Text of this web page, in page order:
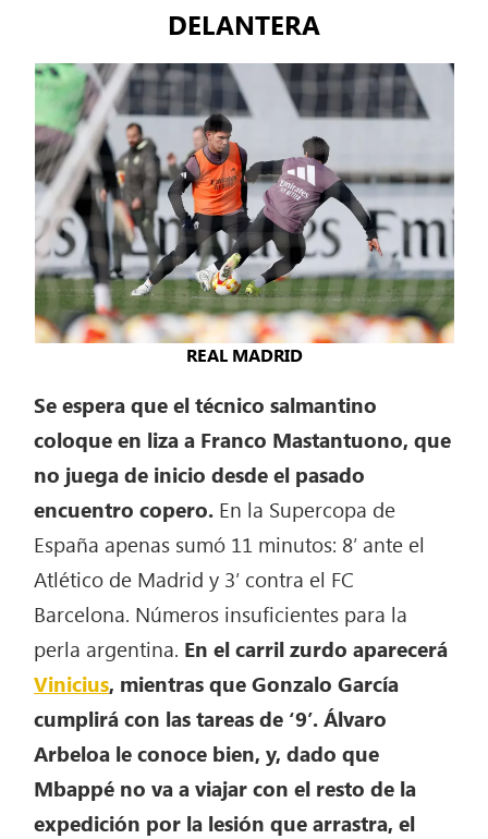
DELANTERA
REAL MADRID
Se espera que el técnico salmantino
coloque en liza a Franco Mastantuono, que
no juega de inicio desde el pasado
encuentro copero. En la Supercopa de
España apenas sumó 11 minutos: 8′ ante el
Atlético de Madrid y 3′ contra el FC
Barcelona. Números insuficientes para la
perla argentina. En el carril zurdo aparecerá
Vinicius, mientras que Gonzalo García
cumplirá con las tareas de ‘9’. Álvaro
Arbeloa le conoce bien, y, dado que
Mbappé no va a viajar con el resto de la
expedición por la lesión que arrastra, el